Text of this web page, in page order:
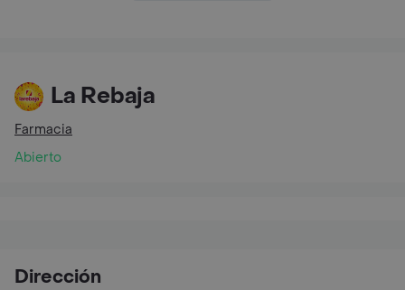
La Rebaja
Farmacia
Abierto
Dirección